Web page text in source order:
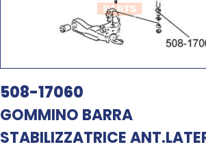
508-17060
GOMMINO BARRA
STABILIZZATRICE